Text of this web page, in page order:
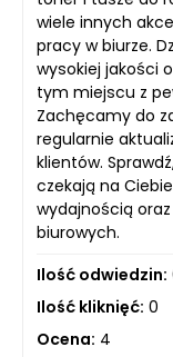
wiele innych
pracy w biurze.
wysokiej jakości
tym miejscu z
Zachęcamy do
regularnie
klientów.
czekają na
wydajnością
biurowych.
Ilość odwiedzin:
Ilość kliknięć: 0
Ocena: 4